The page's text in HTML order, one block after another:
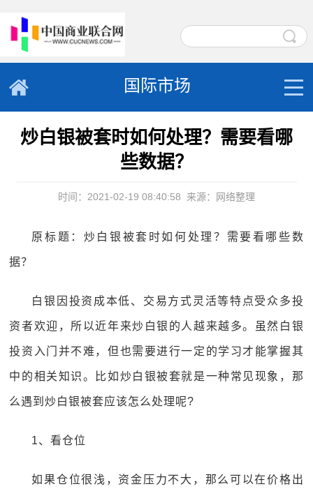
国际市场
炒白银被套时如何处理？需要看哪
些数据？
时间：2021-02-19 08:40:58 来源：网络整理
原标题：炒白银被套时如何处理？需要看哪些数
据？
白银因投资成本低、交易方式灵活等特点受众多投
资者欢迎，所以近年来炒白银的人越来越多。虽然白银
投资入门并不难，但也需要进行一定的学习才能掌握其
中的相关知识。比如炒白银被套就是一种常见现象，那
么遇到炒白银被套应该怎么处理呢?
1、看仓位
如果仓位很浅，资金压力不大，那么可以在价格出